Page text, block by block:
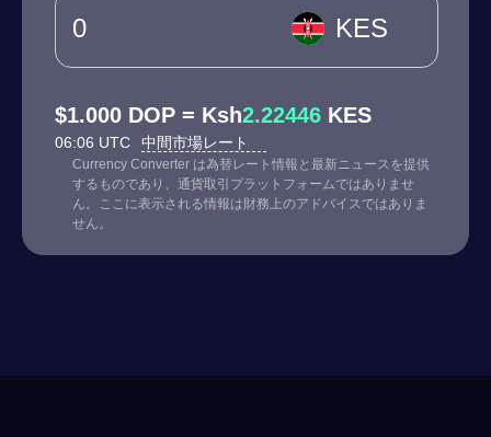
KES
$1.000 DOP = Ksh2.22446 KES
06:06 UTC 中間市場レート
Currency Converter は為替レート情報と最新ニュースを提供
するものであり、通貨取引プラットフォームではありませ
ん。ここに表示される情報は財務上のアドバイスではありま
せん。